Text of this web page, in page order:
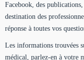
Facebook, des
destination des
réponse à toutes vos
Les informations trouvées
médical, parlez-en à votre